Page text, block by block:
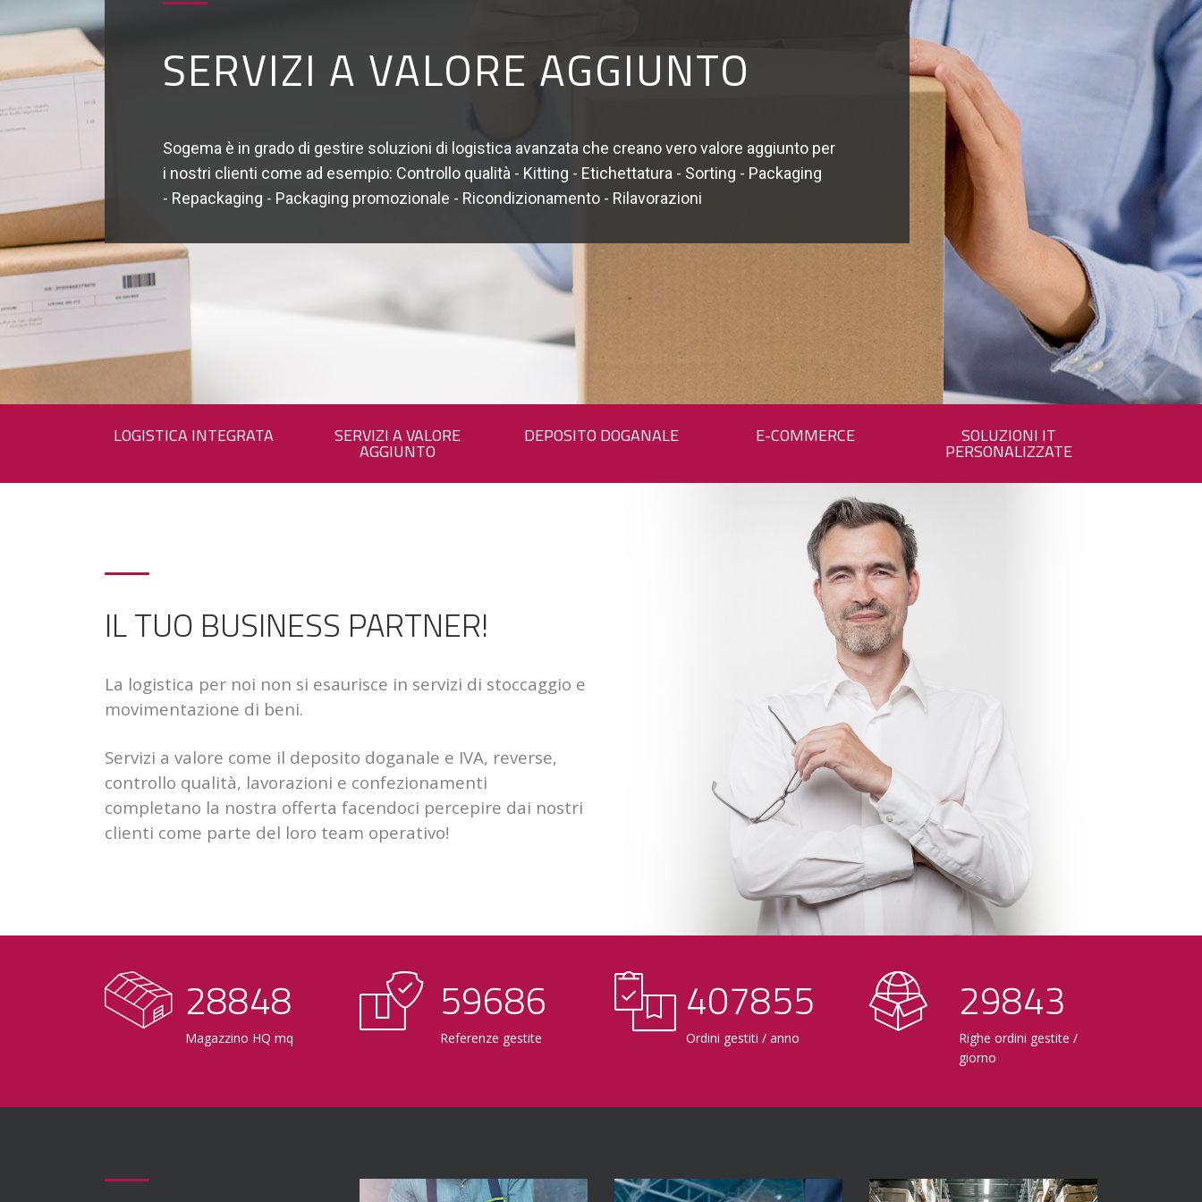
SERVIZI A VALORE AGGIUNTO
Sogema è in grado di gestire soluzioni di logistica avanzata che creano vero valore aggiunto per
i nostri clienti come ad esempio: Controllo qualità - Kitting - Etichettatura - Sorting - Packaging
- Repackaging - Packaging promozionale - Ricondizionamento - Rilavorazioni
LOGISTICA INTEGRATA SERVIZI A VALORE
AGGIUNTO
DEPOSITO DOGANALE E-COMMERCE SOLUZIONI IT
PERSONALIZZATE
IL TUO BUSINESS PARTNER!
La logistica per noi non si esaurisce in servizi di stoccaggio e
movimentazione di beni.
Servizi a valore come il deposito doganale e IVA, reverse,
controllo qualità, lavorazioni e confezionamenti
completano la nostra offerta facendoci percepire dai nostri
clienti come parte del loro team operativo!
29000
Magazzino HQ mq
60000
Referenze gestite
410000
Ordini gestiti / anno
30000
Righe ordini gestite /
giorno